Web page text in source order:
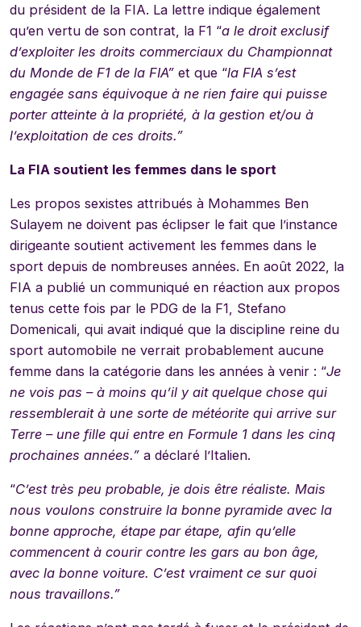
du président de la FIA. La lettre indique également
qu’en vertu de son contrat, la F1 “a le droit exclusif
d’exploiter les droits commerciaux du Championnat
du Monde de F1 de la FIA” et que “la FIA s’est
engagée sans équivoque à ne rien faire qui puisse
porter atteinte à la propriété, à la gestion et/ou à
l’exploitation de ces droits.”
La FIA soutient les femmes dans le sport
Les propos sexistes attribués à Mohammes Ben
Sulayem ne doivent pas éclipser le fait que l’instance
dirigeante soutient activement les femmes dans le
sport depuis de nombreuses années. En août 2022, la
FIA a publié un communiqué en réaction aux propos
tenus cette fois par le PDG de la F1, Stefano
Domenicali, qui avait indiqué que la discipline reine du
sport automobile ne verrait probablement aucune
femme dans la catégorie dans les années à venir : “Je
ne vois pas – à moins qu’il y ait quelque chose qui
ressemblerait à une sorte de météorite qui arrive sur
Terre – une fille qui entre en Formule 1 dans les cinq
prochaines années.” a déclaré l’Italien.
“C’est très peu probable, je dois être réaliste. Mais
nous voulons construire la bonne pyramide avec la
bonne approche, étape par étape, afin qu’elle
commencent à courir contre les gars au bon âge,
avec la bonne voiture. C’est vraiment ce sur quoi
nous travaillons.”